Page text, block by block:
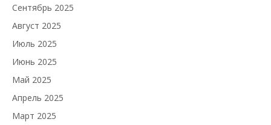
Сентябрь 2025
Август 2025
Июль 2025
Июнь 2025
Май 2025
Апрель 2025
Март 2025